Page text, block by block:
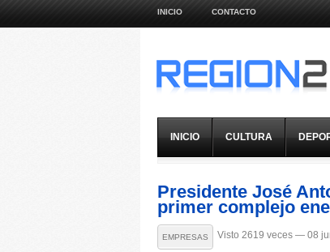
INICIO CONTACTO
INICIO CULTURA
Presidente José
primer complejo
EMPRESAS Visto 2619 veces — 08